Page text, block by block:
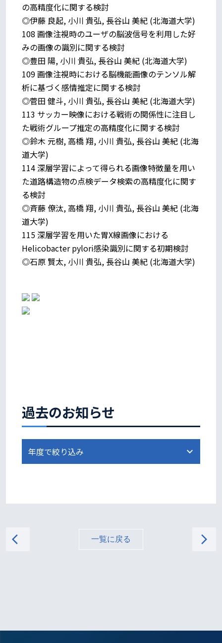
過去のお知らせ
の高精度化に関する検討
◎伊藤 良起, 小川 貴弘, 長谷山 美紀 (北海道大学)
108 画像注視時のユーザの脳波信号を利用した好
みの画像の識別に関する検討
◎豊田 陽, 小川 貴弘, 長谷山 美紀 (北海道大学)
109 画像注視時における脳機能画像のテンソル解
析に基づく感情推定に関する検討
◎菅田 健斗, 小川 貴弘, 長谷山 美紀 (北海道大学)
113 サッカー映像における戦術の関係性に注目し
た戦術グループ推定の高精度化に関する検討
◎鈴木 元樹, 高橋 翔, 小川 貴弘, 長谷山 美紀 (北海
道大学)
114 深層学習によって得られる画像特徴量を用い
た道路構造物の点検データ検索の高精度化に関す
る検討
◎斉藤 僚汰, 高橋 翔, 小川 貴弘, 長谷山 美紀 (北海
道大学)
115 深層学習を用いた胃X線画像における
Helicobacter pylori感染識別に関する初期検討
◎石原 賢太, 小川 貴弘, 長谷山 美紀 (北海道大学)
arrow_back_ios 一覧に戻る arrow_forward_ios